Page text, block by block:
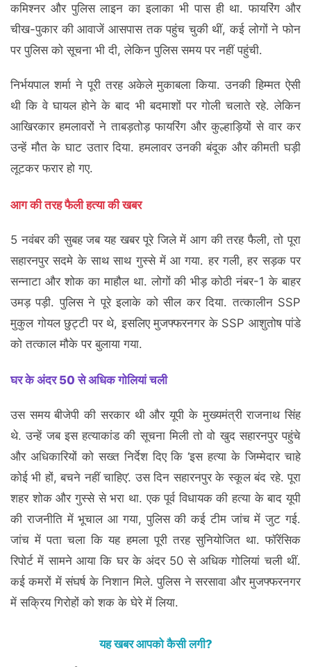
कमिश्नर और पुलिस लाइन का इलाका भी पास ही था. फायरिंग और
चीख-पुकार की आवाजें आसपास तक पहुंच चुकी थीं, कई लोगों ने फोन
पर पुलिस को सूचना भी दी, लेकिन पुलिस समय पर नहीं पहुंची.
निर्भयपाल शर्मा ने पूरी तरह अकेले मुकाबला किया. उनकी हिम्मत ऐसी
थी कि वे घायल होने के बाद भी बदमाशों पर गोली चलाते रहे. लेकिन
आखिरकार हमलावरों ने ताबड़तोड़ फायरिंग और कुल्हाड़ियों से वार कर
उन्हें मौत के घाट उतार दिया. हमलावर उनकी बंदूक और कीमती घड़ी
लूटकर फरार हो गए.
आग की तरह फैली हत्या की खबर
5 नवंबर की सुबह जब यह खबर पूरे जिले में आग की तरह फैली, तो पूरा
सहारनपुर सदमे के साथ साथ गुस्से में आ गया. हर गली, हर सड़क पर
सन्नाटा और शोक का माहौल था. लोगों की भीड़ कोठी नंबर-1 के बाहर
उमड़ पड़ी. पुलिस ने पूरे इलाके को सील कर दिया. तत्कालीन SSP
मुकुल गोयल छुट्टी पर थे, इसलिए मुजफ्फरनगर के SSP आशुतोष पांडे
को तत्काल मौके पर बुलाया गया.
घर के अंदर 50 से अधिक गोलियां चली
उस समय बीजेपी की सरकार थी और यूपी के मुख्यमंत्री राजनाथ सिंह
थे. उन्हें जब इस हत्याकांड की सूचना मिली तो वो खुद सहारनपुर पहुंचे
और अधिकारियों को सख्त निर्देश दिए कि ‘इस हत्या के जिम्मेदार चाहे
कोई भी हों, बचने नहीं चाहिए’. उस दिन सहारनपुर के स्कूल बंद रहे. पूरा
शहर शोक और गुस्से से भरा था. एक पूर्व विधायक की हत्या के बाद यूपी
की राजनीति में भूचाल आ गया, पुलिस की कई टीम जांच में जुट गई.
जांच में पता चला कि यह हमला पूरी तरह सुनियोजित था. फॉरेंसिक
रिपोर्ट में सामने आया कि घर के अंदर 50 से अधिक गोलियां चली थीं.
कई कमरों में संघर्ष के निशान मिले. पुलिस ने सरसावा और मुजफ्फरनगर
में सक्रिय गिरोहों को शक के घेरे में लिया.
यह खबर आपको कैसी लगी?